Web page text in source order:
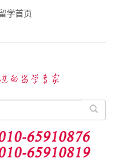
学首页